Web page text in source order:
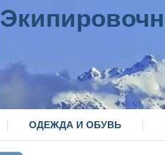
ОДЕЖДА И ОБУВЬ